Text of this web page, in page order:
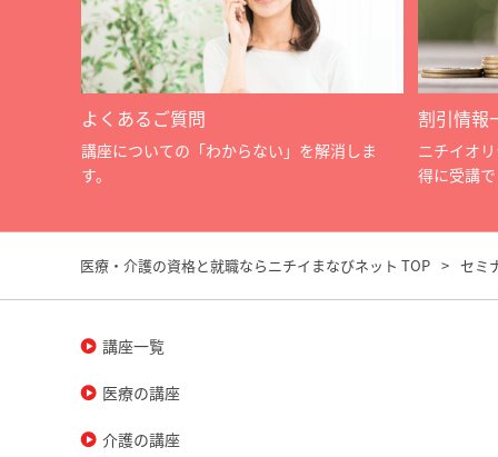
よくあるご質問
講座についての「わからない」を解消しま
す。
割引情報
ニチイオ
得に受講
医療・介護の資格と就職ならニチイまなびネット TOP セミ
講座一覧
医療の講座
介護の講座